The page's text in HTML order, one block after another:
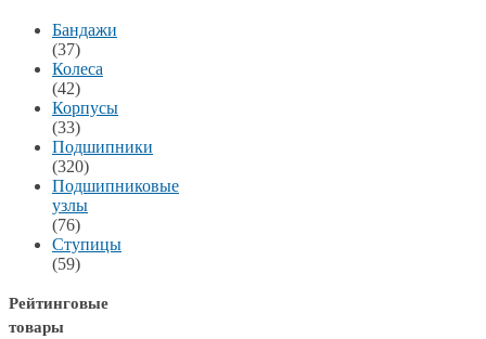
Бандажи
(37)
Колеса
(42)
Корпусы
(33)
Подшипники
(320)
Подшипниковые
узлы
(76)
Ступицы
(59)
Рейтинговые
товары